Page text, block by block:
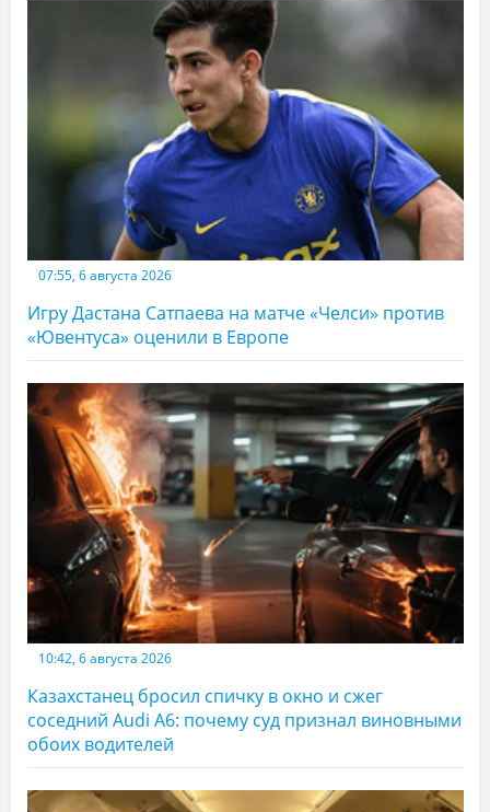
07:55, 6 августа 2026
Игру Дастана Сатпаева на матче «Челси» против
«Ювентуса» оценили в Европе
10:42, 6 августа 2026
Казахстанец бросил спичку в окно и сжег
соседний Audi A6: почему суд признал виновными
обоих водителей